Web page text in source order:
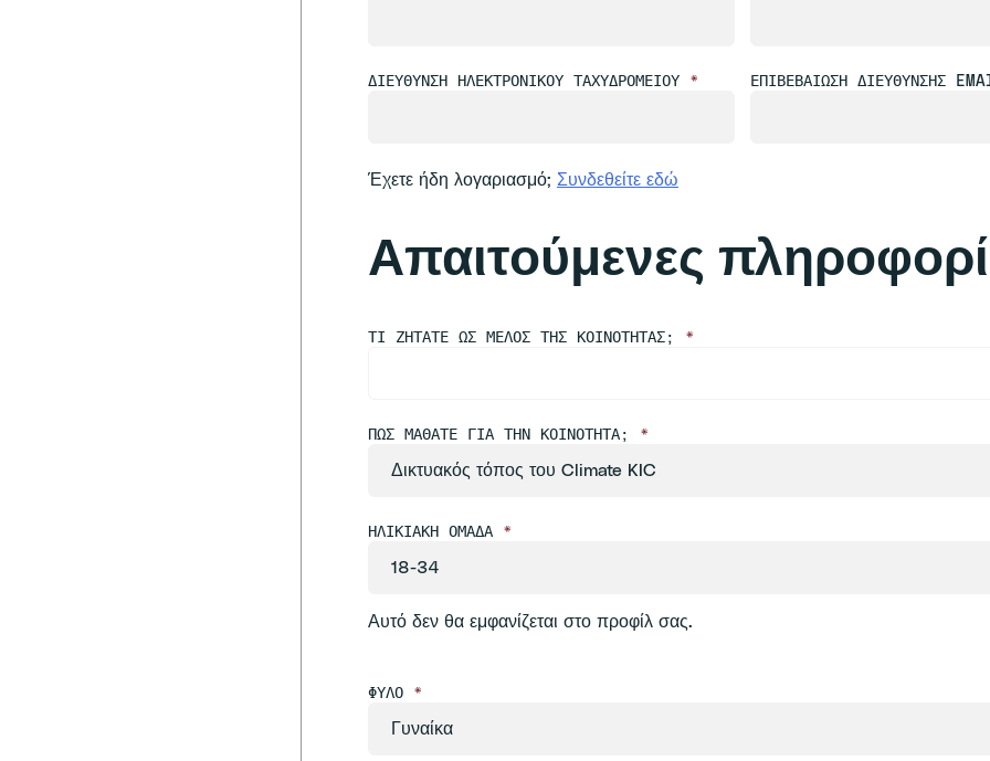
ΔΙΕΎΘΥΝΣΗ ΗΛΕΚΤΡΟΝΙΚΟΎ ΤΑΧΥΔΡΟΜΕΊΟΥ * ΕΠΙΒΕΒΑΊΩΣΗ ΔΙΕΎΘΥΝΣΗΣ
Έχετε ήδη λογαριασμό; Συνδεθείτε εδώ
Απαιτούμενες
ΤΙ ΖΗΤΆΤΕ ΩΣ ΜΈΛΟΣ ΤΗΣ ΚΟΙΝΌΤΗΤΑΣ; *
ΠΏΣ ΜΆΘΑΤΕ ΓΙΑ ΤΗΝ ΚΟΙΝΌΤΗΤΑ; *
ΗΛΙΚΙΑΚΉ ΟΜΆΔΑ *
Αυτό δεν θα εμφανίζεται στο προφίλ σας.
ΦΎΛΟ *